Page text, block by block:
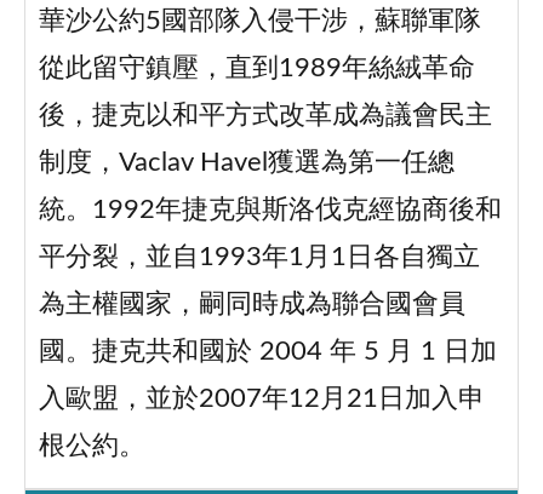
華沙公約5國部隊入侵干涉，蘇聯軍隊
從此留守鎮壓，直到1989年絲絨革命
後，捷克以和平方式改革成為議會民主
制度，Vaclav Havel獲選為第一任總
統。1992年捷克與斯洛伐克經協商後和
平分裂，並自1993年1月1日各自獨立
為主權國家，嗣同時成為聯合國會員
國。捷克共和國於 2004 年 5 月 1 日加
入歐盟，並於2007年12月21日加入申
根公約。